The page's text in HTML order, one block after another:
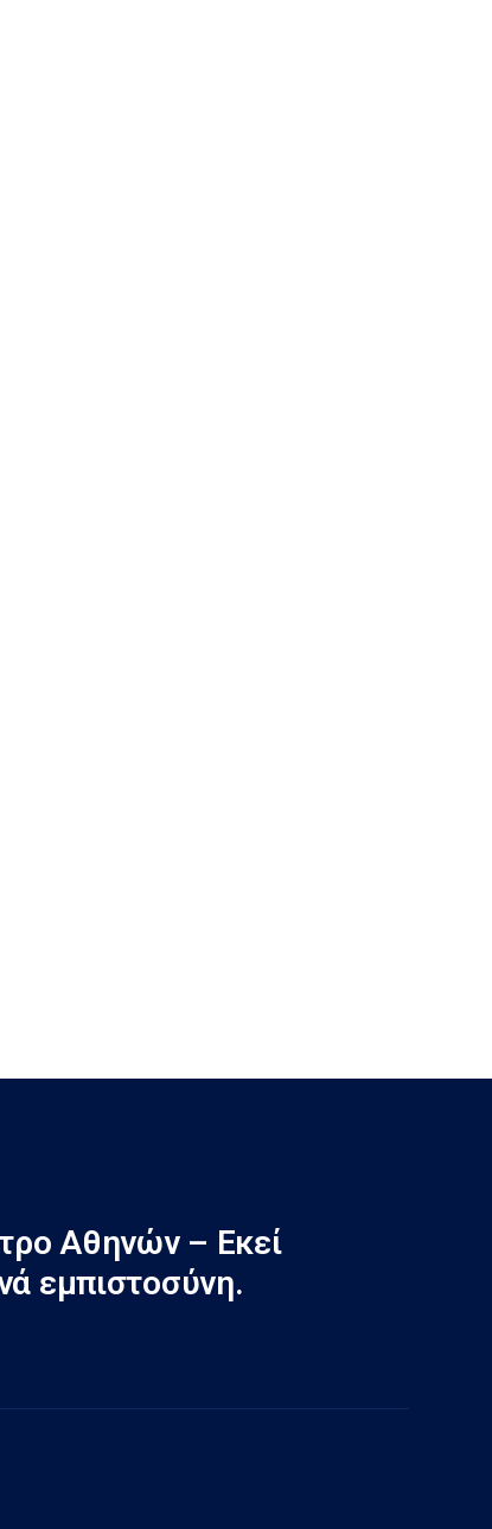
Αθηνών – Εκεί
εμπιστοσύνη.